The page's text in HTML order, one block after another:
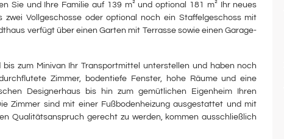
Sie und Ihre Familie auf 139 m² und optional 181 m² Ihr neues
zwei Vollgeschosse oder optional noch ein Staffelgeschoss mit
verfügt über einen Garten mit Terrasse sowie einen Garage-
zum Minivan Ihr Transportmittel unterstellen und haben noch
Zimmer, bodentiefe Fenster, hohe Räume und eine
Designerhaus bis hin zum gemütlichen Eigenheim Ihren
Zimmer sind mit einer Fußbodenheizung ausgestattet und mit
Qualitätsanspruch gerecht zu werden, kommen ausschließlich